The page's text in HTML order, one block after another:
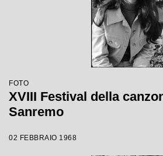
FOTO
XVIII Festival della
Sanremo
02 FEBBRAIO 1968